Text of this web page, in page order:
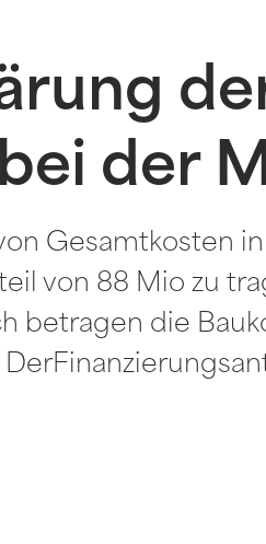
der
Gesamtkosten
von 88 Mio zu
betragen die